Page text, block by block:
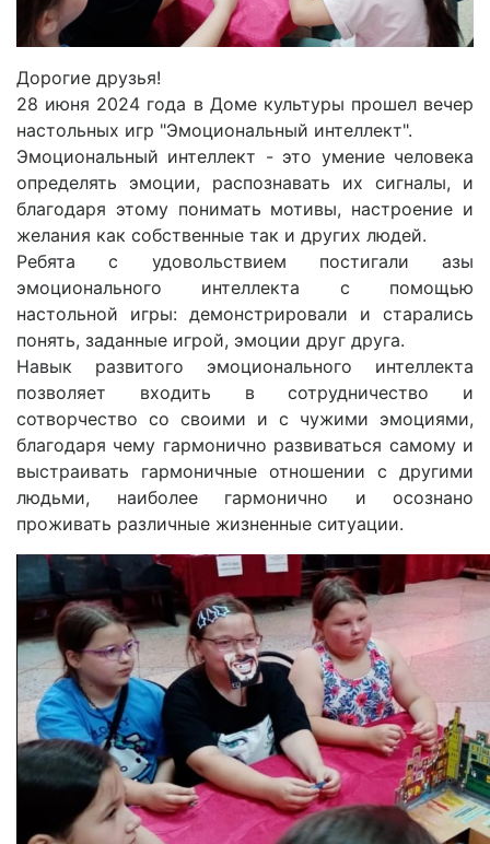
Дорогие друзья!
28 июня 2024 года в Доме культуры прошел вечер
настольных игр "Эмоциональный интеллект".
Эмоциональный интеллект - это умение человека
определять эмоции, распознавать их сигналы, и
благодаря этому понимать мотивы, настроение и
желания как собственные так и других людей.
Ребята с удовольствием постигали азы
эмоционального интеллекта с помощью
настольной игры: демонстрировали и старались
понять, заданные игрой, эмоции друг друга.
Навык развитого эмоционального интеллекта
позволяет входить в сотрудничество и
сотворчество со своими и с чужими эмоциями,
благодаря чему гармонично развиваться самому и
выстраивать гармоничные отношении с другими
людьми, наиболее гармонично и осознано
проживать различные жизненные ситуации.